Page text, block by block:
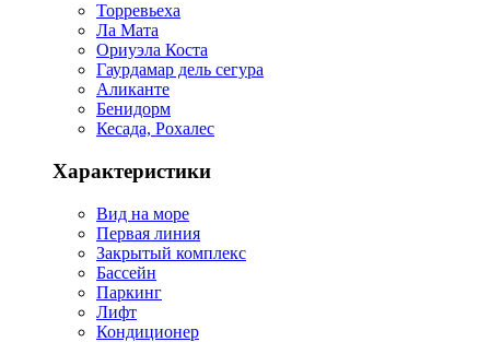
Торревьеха
Ла Мата
Ориуэла Коста
Гаурдамар дель сегура
Аликанте
Бенидорм
Кесада, Рохалес
Характеристики
Вид на море
Первая линия
Закрытый комплекс
Бассейн
Паркинг
Лифт
Кондиционер